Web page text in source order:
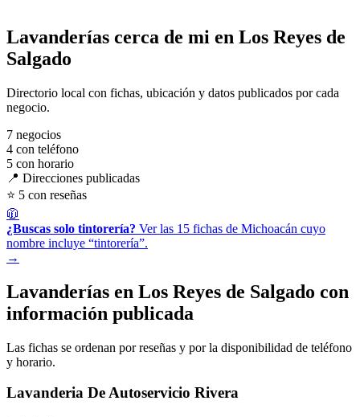
Lavanderías cerca de mi en Los Reyes de
Salgado
Directorio local con fichas, ubicación y datos publicados por cada
negocio.
7 negocios
4 con teléfono
5 con horario
📍 Direcciones publicadas
⭐ 5 con reseñas
🧥
¿Buscas solo tintorería? Ver las 15 fichas de Michoacán cuyo
nombre incluye “tintorería”.
→
Lavanderías en Los Reyes de Salgado con
información publicada
Las fichas se ordenan por reseñas y por la disponibilidad de teléfono
y horario.
Lavanderia De Autoservicio Rivera